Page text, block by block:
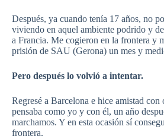
Después, ya cuando tenía 17 años, no
viviendo en aquel ambiente podrido y
a Francia. Me cogieron en la frontera y
prisión de SAU (Gerona) un mes y
Pero después lo volvió a intentar.
Regresé a Barcelona e hice amistad con
pensaba como yo y con él, un año
marchamos. Y en esta ocasión sí
frontera.